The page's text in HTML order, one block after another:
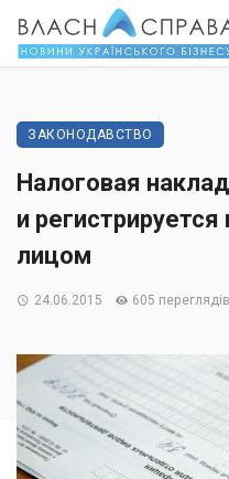
ЗАКОНОДАВСТВО
Налоговая
и
лицом
24.06.2015 605 переглядів